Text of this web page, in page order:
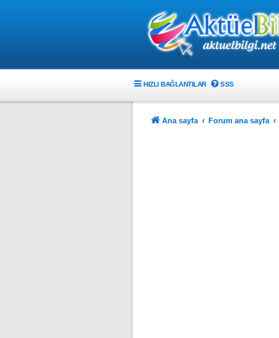
HIZLI BAĞLANTILAR SSS
Ana sayfa Forum ana sayfa